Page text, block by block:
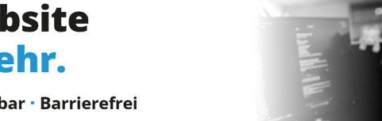
Geld & Einkauf
Amore & mehr
Mobiles Leben
Arbeitsleben